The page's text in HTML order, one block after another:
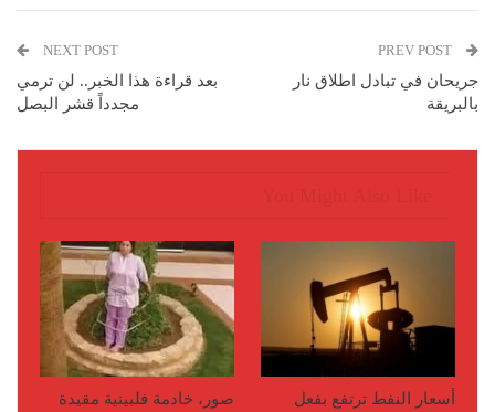
جريحان في تبادل اطلاق نار
بالبريقة
NEXT POST
بعد قراءة هذا الخبر.. لن ترمي
مجدداً قشر البصل
أسعار النفط ترتفع بفعل
صور، خادمة فلبينية مقيدة